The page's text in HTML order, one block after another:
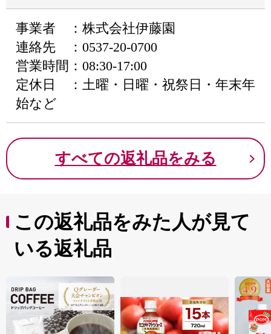
事業者 ：株式会社伊藤園
連絡先 ：0537-20-0700
営業時間：08:30-17:00
定休日 ：土曜・日曜・祝祭日・年末年
始など
すべての返礼品をみる
この返礼品をみた人が見て
いる返礼品